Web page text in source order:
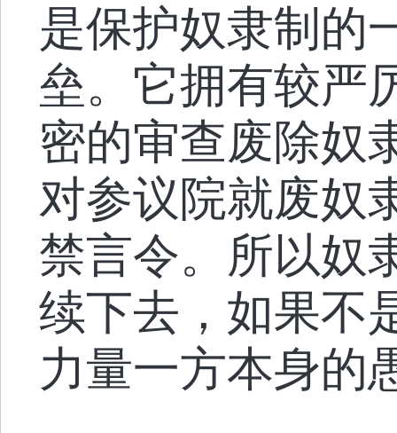
是保护奴隶制的
垒。它拥有较严
密的审查废除奴
对参议院就废奴
禁言令。所以奴
续下去，如果不
力量一方本身的